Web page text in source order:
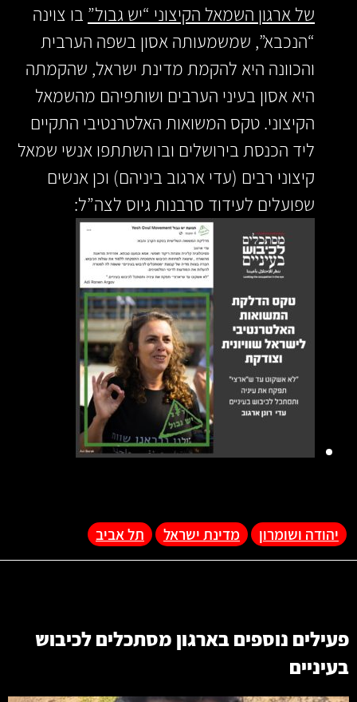
של ארגון השמאל הקיצוני “יש גבול” בו צוינה
“הנכבא”, שמשמעותה אסון בשפה הערבית
והכוונה היא להקמת מדינת ישראל, שהקמתה
היא אסון בעיני הערבים ושותפיהם מהשמאל
הקיצוני. טקס המשואות האלטרנטיבי התקיים
ליד הכנסת בירושלים ובו השתתפו אנשי שמאל
קיצוני רבים (עדי ארגוב ביניהם) וכן אנשים
שפועלים לעידוד סרבנות גיוס לצה”ל:
יהודה ושומרון מדינת ישראל תל אביב
פעילים נוספים בארגון מסתכלים לכיבוש
בעיניים